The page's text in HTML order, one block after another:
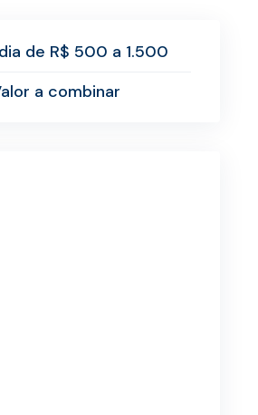
de R$ 500 a 1.500
a combinar